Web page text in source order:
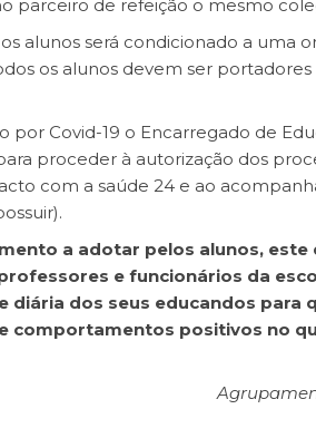
parceiro de refeição o mesmo
alunos será condicionado a uma
os alunos devem ser
por Covid-19 o Encarregado de
proceder à autorização dos
com a saúde 24 e ao
a adotar pelos alunos,
e funcionários da
diária dos seus educandos para
comportamentos positivos no